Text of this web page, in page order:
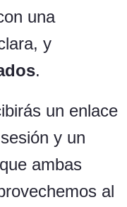
una
y
.
un enlace
y un
ambas
al